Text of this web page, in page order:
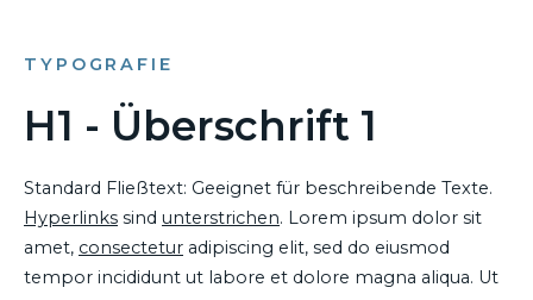
TYPOGRAFIE
H1 - Überschrift 1
Standard Fließtext: Geeignet für beschreibende Texte.
Hyperlinks sind unterstrichen. Lorem ipsum dolor sit
amet, consectetur adipiscing elit, sed do eiusmod
tempor incididunt ut labore et dolore magna aliqua. Ut